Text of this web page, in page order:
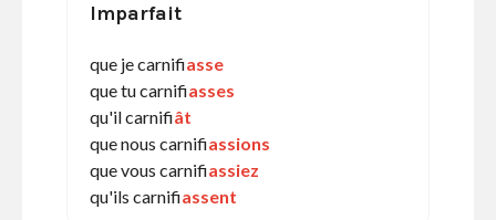
Imparfait
que je carnifiasse
que tu carnifiasses
qu'il carnifiât
que nous carnifiassions
que vous carnifiassiez
qu'ils carnifiassent